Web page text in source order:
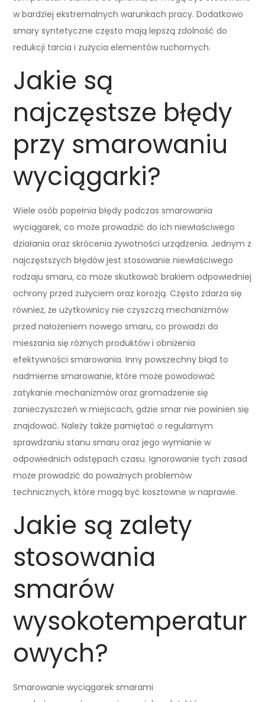
w bardziej ekstremalnych warunkach pracy. Dodatkowo
smary syntetyczne często mają lepszą zdolność do
redukcji tarcia i zużycia elementów ruchomych.
Jakie są
najczęstsze błędy
przy smarowaniu
wyciągarki?
Wiele osób popełnia błędy podczas smarowania
wyciągarek, co może prowadzić do ich niewłaściwego
działania oraz skrócenia żywotności urządzenia. Jednym z
najczęstszych błędów jest stosowanie niewłaściwego
rodzaju smaru, co może skutkować brakiem odpowiedniej
ochrony przed zużyciem oraz korozją. Często zdarza się
również, że użytkownicy nie czyszczą mechanizmów
przed nałożeniem nowego smaru, co prowadzi do
mieszania się różnych produktów i obniżenia
efektywności smarowania. Inny powszechny błąd to
nadmierne smarowanie, które może powodować
zatykanie mechanizmów oraz gromadzenie się
zanieczyszczeń w miejscach, gdzie smar nie powinien się
znajdować. Należy także pamiętać o regularnym
sprawdzaniu stanu smaru oraz jego wymianie w
odpowiednich odstępach czasu. Ignorowanie tych zasad
może prowadzić do poważnych problemów
technicznych, które mogą być kosztowne w naprawie.
Jakie są zalety
stosowania
smarów
wysokotemperatur
owych?
Smarowanie wyciągarek smarami